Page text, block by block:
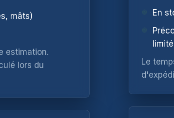
mâts)
estimation.
lors du
En
Le